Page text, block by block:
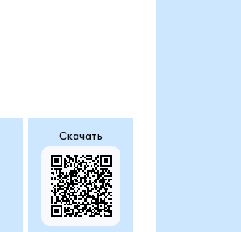
Скачать